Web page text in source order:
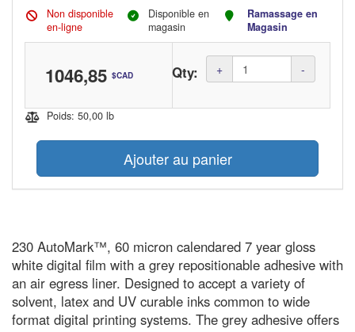
Non disponible
en-ligne
Disponible en
magasin
Ramassage en
Magasin
1046,85 $CAD Qty:
(in
+ -
Poids: 50,00 lb
Ajouter au panier
230 AutoMark™, 60 micron calendared 7 year gloss
white digital film with a grey repositionable adhesive with
an air egress liner. Designed to accept a variety of
solvent, latex and UV curable inks common to wide
format digital printing systems. The grey adhesive offers